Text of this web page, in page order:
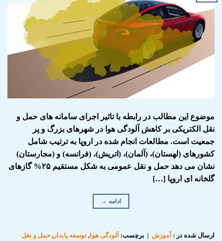
موضوع این مطالب در رابطه با تاثیر اجرای سامانه های حمل و
نقل الکتریکی بر کاهش آلودگی هوا در شهرهای بزرگ و پر
جمعیت است. مطالعات انجام شده در اروپا به ترتیب شامل
کشورهای (لهستان)، (آلمان)، (اتریش)، (فرانسه) و (مجارستان)
نشان می دهد حمل و نقل عمومی به شکل مستقیم ۲۵% گازهای
گلخانه ای اروپا […]
ادامه →
ارسال شده در : آموزش | برچسب: آلودگی هوا , توسعه پایدار , حمل و نقل